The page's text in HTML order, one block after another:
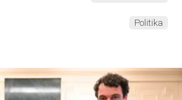
Politika